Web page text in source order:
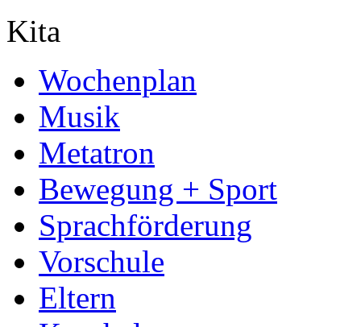
Kita
Wochenplan
Musik
Metatron
Bewegung + Sport
Sprachförderung
Vorschule
Eltern